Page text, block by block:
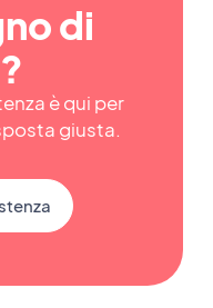
di
è qui per
giusta.